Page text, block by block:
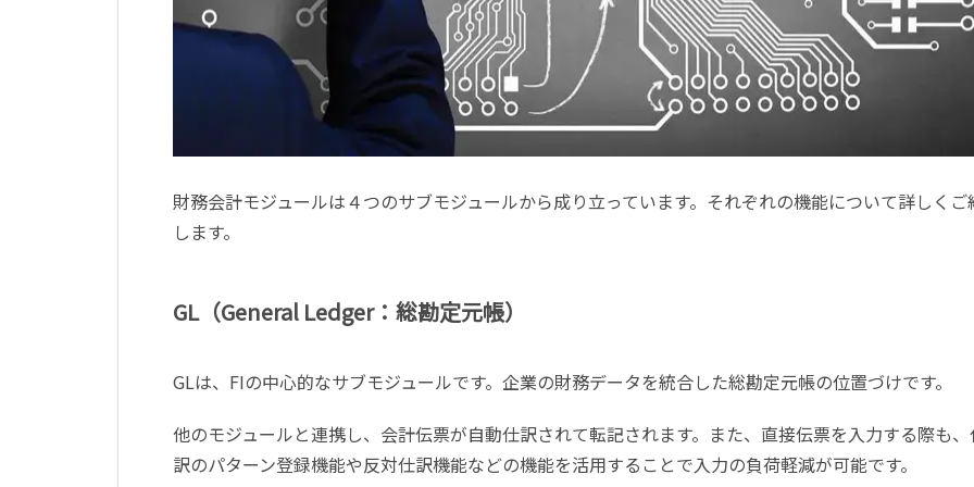
財務会計モジュールは４つのサブモジュールから成り立っています。それぞれの機能について詳しくご
します。
GL（General Ledger：総勘定元帳）
GLは、FIの中心的なサブモジュールです。企業の財務データを統合した総勘定元帳の位置づけです。
他のモジュールと連携し、会計伝票が自動仕訳されて転記されます。また、直接伝票を入力する際も
訳のパターン登録機能や反対仕訳機能などの機能を活用することで入力の負荷軽減が可能です。